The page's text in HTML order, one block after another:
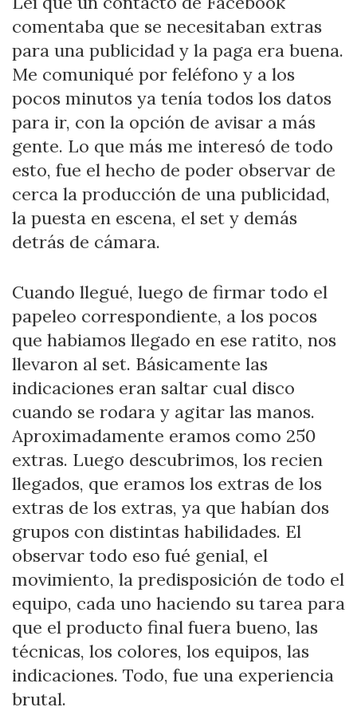
comentaba que se necesitaban extras
para una publicidad y la paga era buena.
Me comuniqué por feléfono y a los
pocos minutos ya tenía todos los datos
para ir, con la opción de avisar a más
gente. Lo que más me interesó de todo
esto, fue el hecho de poder observar de
cerca la producción de una publicidad,
la puesta en escena, el set y demás
detrás de cámara.
Cuando llegué, luego de firmar todo el
papeleo correspondiente, a los pocos
que habiamos llegado en ese ratito, nos
llevaron al set. Básicamente las
indicaciones eran saltar cual disco
cuando se rodara y agitar las manos.
Aproximadamente eramos como 250
extras. Luego descubrimos, los recien
llegados, que eramos los extras de los
extras de los extras, ya que habían dos
grupos con distintas habilidades. El
observar todo eso fué genial, el
movimiento, la predisposición de todo el
equipo, cada uno haciendo su tarea para
que el producto final fuera bueno, las
técnicas, los colores, los equipos, las
indicaciones. Todo, fue una experiencia
brutal.